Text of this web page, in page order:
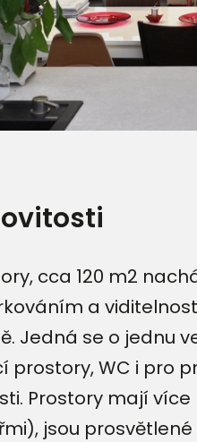
cca 120 m2
a
Jedná se o jednu
prostory, WC i pro
Prostory mají
jsou